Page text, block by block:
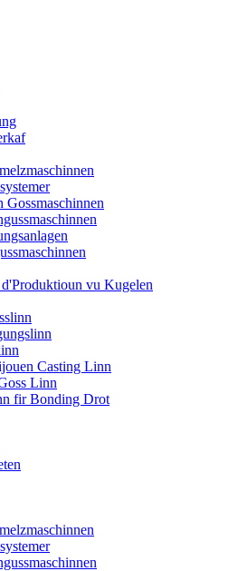
vu Kugelen
Casting Linn
Linn
fir Bonding Drot